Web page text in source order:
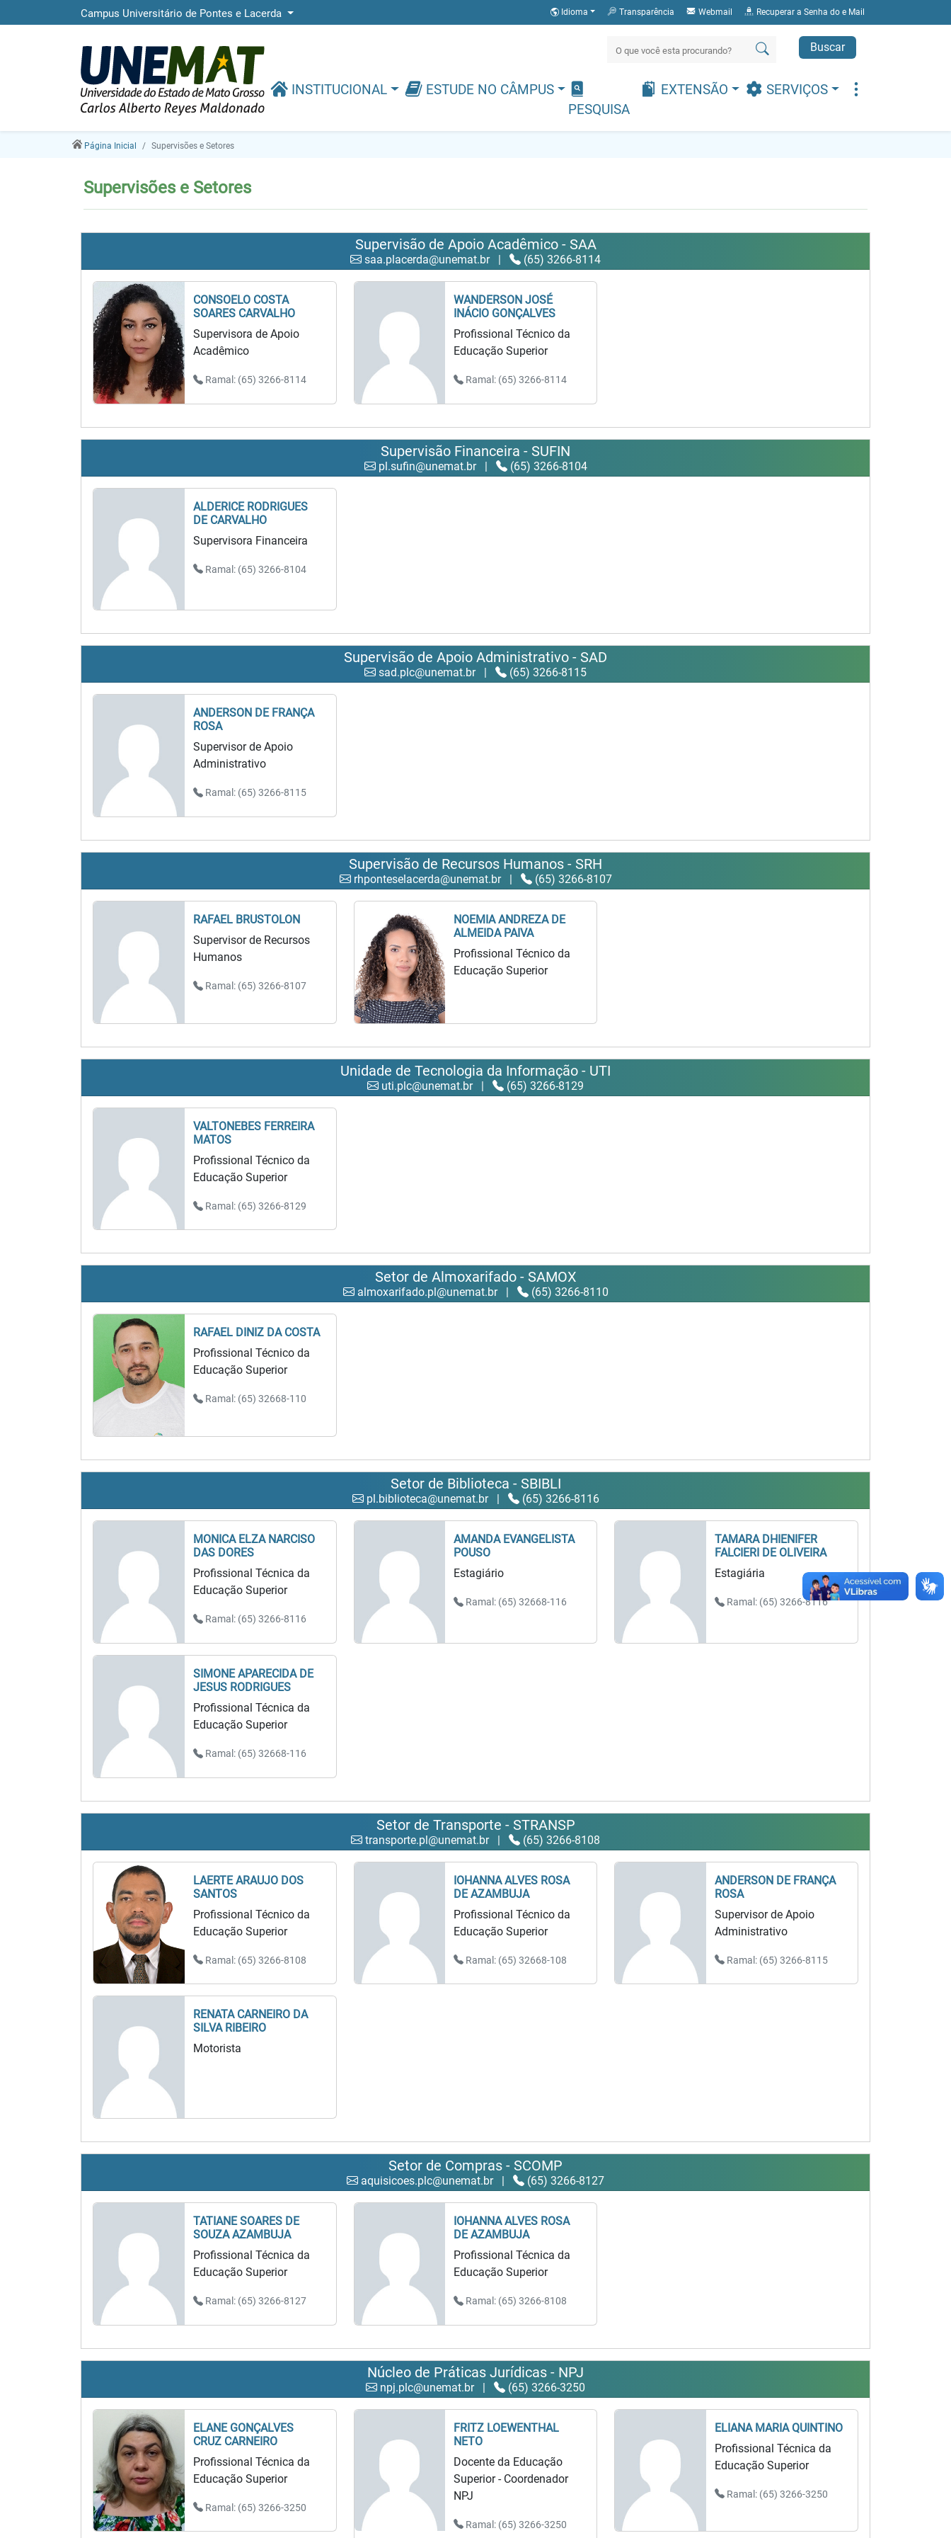
Campus Universitário de Pontes e Lacerda Idioma Transparência Webmail Recuperar a Senha do e Mail
Buscar
INSTITUCIONAL
ESTUDE NO CÂMPUS
PESQUISA
EXTENSÃO SERVIÇOS
Página Inicial Supervisões e Setores
Supervisões e Setores
Supervisão de Apoio Acadêmico - SAA
saa.placerda@unemat.br | (65) 3266-8114
CONSOELO COSTA
SOARES CARVALHO
Supervisora de Apoio
Acadêmico
Ramal: (65) 3266-8114
WANDERSON JOSÉ
INÁCIO GONÇALVES
Profissional Técnico da
Educação Superior
Ramal: (65) 3266-8114
Supervisão Financeira - SUFIN
pl.sufin@unemat.br | (65) 3266-8104
ALDERICE RODRIGUES
DE CARVALHO
Supervisora Financeira
Ramal: (65) 3266-8104
Supervisão de Apoio Administrativo - SAD
sad.plc@unemat.br (65) 3266-8115
ANDERSON DE FRANÇA
ROSA
Supervisor de Apoio
Administrativo
Ramal: (65) 3266-8115
Supervisão de Recursos Humanos - SRH
rhponteselacerda@unemat.br | (65) 3266-8107
RAFAEL BRUSTOLON
Supervisor de Recursos
Humanos
Ramal: (65) 3266-8107
NOEMIA ANDREZA DE
ALMEIDA PAIVA
Profissional Técnico da
Educação Superior
Unidade de Tecnologia da Informação - UTI
uti.plc@unemat.br | (65) 3266-8129
VALTONEBES FERREIRA
MATOS
Profissional Técnico da
Educação Superior
Ramal: (65) 3266-8129
Setor de Almoxarifado - SAMOX
almoxarifado.pl@unemat.br (65) 3266-8110
RAFAEL DINIZ DA COSTA
Profissional Técnico da
Educação Superior
Ramal: (65) 32668-110
Setor de Biblioteca - SBIBLI
pl.biblioteca@unemat.br | (65) 3266-8116
MONICA ELZA NARCISO
DAS DORES
Profissional Técnica da
Educação Superior
Ramal: (65) 3266-8116
AMANDA EVANGELISTA
POUSO
Estagiário
Ramal: (65) 32668-116
TAMARA DHIENIFER
FALCIERI DE OLIVEIRA
Estagiária
Ramal: (65) 3266-8116
SIMONE APARECIDA DE
JESUS RODRIGUES
Profissional Técnica da
Educação Superior
Ramal: (65) 32668-116
Setor de Transporte - STRANSP
transporte.pl@unemat.br | (65) 3266-8108
LAERTE ARAUJO DOS
SANTOS
Profissional Técnico da
Educação Superior
Ramal: (65) 3266-8108
IOHANNA ALVES ROSA
DE AZAMBUJA
Profissional Técnico da
Educação Superior
Ramal: (65) 32668-108
ANDERSON DE FRANÇA
ROSA
Supervisor de Apoio
Administrativo
Ramal: (65) 3266-8115
RENATA CARNEIRO DA
SILVA RIBEIRO
Motorista
Setor de Compras - SCOMP
aquisicoes.plc@unemat.br | (65) 3266-8127
TATIANE SOARES DE
SOUZA AZAMBUJA
Profissional Técnica da
Educação Superior
Ramal: (65) 3266-8127
IOHANNA ALVES ROSA
DE AZAMBUJA
Profissional Técnica da
Educação Superior
Ramal: (65) 3266-8108
Núcleo de Práticas Jurídicas - NPJ
npj.plc@unemat.br | (65) 3266-3250
ELANE GONÇALVES
CRUZ CARNEIRO
Profissional Técnica da
Educação Superior
Ramal: (65) 3266-3250
FRITZ LOEWENTHAL
NETO
Docente da Educação
Superior - Coordenador
NPJ
Ramal: (65) 3266-3250
ELIANA MARIA QUINTINO
Profissional Técnica da
Educação Superior
Ramal: (65) 3266-3250